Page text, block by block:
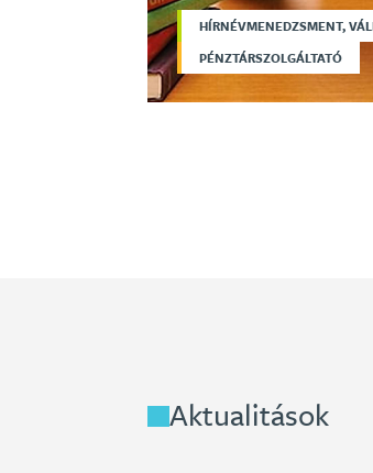
HÍRNÉVMENEDZSMENT,
PÉNZTÁRSZOLGÁLTATÓ
Aktualitások